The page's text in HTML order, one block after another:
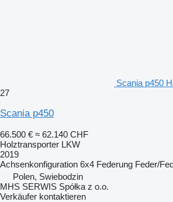
Scania p450
27
Scania p450
66.500 € ≈ 62.140 CHF
Holztransporter LKW
2019
Achsenkonfiguration 6x4 Federung Feder/
Polen, Swiebodzin
MHS SERWIS Spółka z o.o.
Verkäufer kontaktieren